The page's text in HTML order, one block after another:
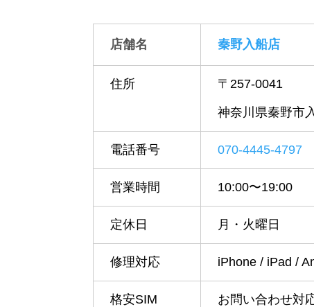
店舗名 秦野入船店
住所 〒257-0041
神奈川県秦野市
電話番号 070-4445-4797
営業時間 10:00〜19:00
定休日 月・火曜日
修理対応 iPhone / iPad /
格安SIM お問い合わせ対